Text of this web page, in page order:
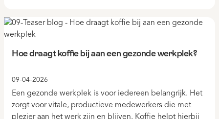
Hoe draagt koffie bij aan een gezonde werkplek?
09-04-2026
Een gezonde werkplek is voor iedereen belangrijk. Het
zorgt voor vitale, productieve medewerkers die met
plezier aan het werk zijn en blijven. Koffie helpt hierbij